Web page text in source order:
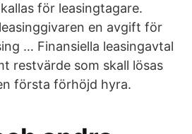
för leasingtagare.
en avgift för
… Finansiella leasingavtal
restvärde som skall lösas
första förhöjd hyra.